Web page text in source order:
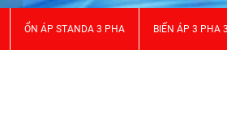
ỔN ÁP STANDA 3 PHA BIẾN ÁP 3